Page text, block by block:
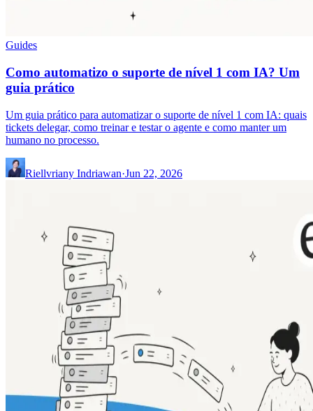
Guides
Como automatizo o suporte de nível 1 com IA? Um
guia prático
Um guia prático para automatizar o suporte de nível 1 com IA: quais
tickets delegar, como treinar e testar o agente e como manter um
humano no processo.
Riellvriany Indriawan·Jun 22, 2026